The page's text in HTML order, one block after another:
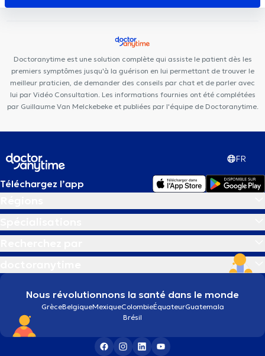
Doctoranytime est une solution complète qui assiste le patient dès les
premiers symptômes jusqu'à la guérison en lui permettant de trouver le
meilleur praticien, de demander des conseils par chat et de parler avec
lui par Vidéo Consultation. Les informations fournies ont été complétées
par Guillaume Van Melckebeke et publiées par l'équipe de Doctoranytime.
FR
Téléchargez l’app
Nous révolutionnons la santé dans le monde
GrèceBelgiqueMexiqueColombieÉquateurGuatemala
Brésil